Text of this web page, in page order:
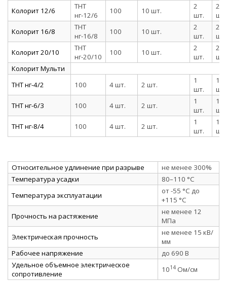
Колорит 12/6
ТНТ
нг-12/6
100 10 шт.
2
шт.
2
шт.
Колорит 16/8
ТНТ
нг-16/8
100 10 шт.
2
шт.
2
шт.
Колорит 20/10
ТНТ
нг-20/10
100 10 шт.
2
шт.
2
шт.
Колорит Мульти
ТНТ нг-4/2
100 4 шт. 2 шт.
1
шт.
1
шт.
ТНТ нг-6/3
100 4 шт. 2 шт.
1
шт.
1
шт.
ТНТ нг-8/4
100 4 шт. 2 шт.
1
шт.
1
шт.
Относительное удлинение при разрыве
не менее 300%
Температура усадки
80–110 °C
Температура эксплуатации
от -55 °C до
+115 °C
Прочность на растяжение
не менее 12
МПа
Электрическая прочность
не менее 15 кВ/
мм
Рабочее напряжение
до 690 В
Удельное объемное электрическое
сопротивление
1014 Ом/см